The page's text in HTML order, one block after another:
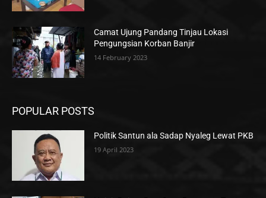
Camat Ujung Pandang Tinjau Lokasi
Pengungsian Korban Banjir
14 February 2023
POPULAR POSTS
Politik Santun ala Sadap Nyaleg Lewat PKB
19 April 2023